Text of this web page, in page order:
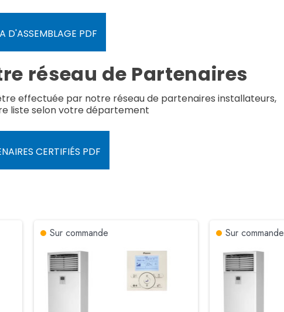
D'ASSEMBLAGE PDF
réseau de Partenaires
effectuée par notre réseau de partenaires installateurs,
liste selon votre département
CERTIFIÉS PDF
Sur commande Sur commande